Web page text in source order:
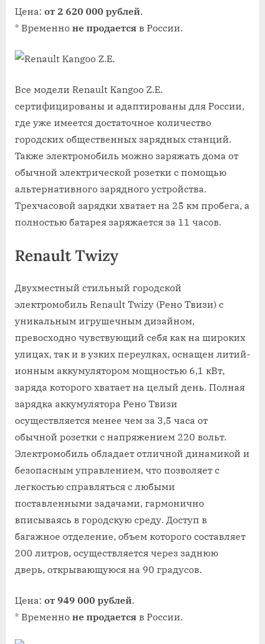
Цена: от 2 620 000 рублей.
* Временно не продается в России.
Все модели Renault Kangoo Z.E.
сертифицированы и адаптированы для России,
где уже имеется достаточное количество
городских общественных зарядных станций.
Также электромобиль можно заряжать дома от
обычной электрической розетки с помощью
альтернативного зарядного устройства.
Трехчасовой зарядки хватает на 25 км пробега, а
полностью батарея заряжается за 11 часов.
Renault Twizy
Двухместный стильный городской
электромобиль Renault Twizy (Рено Твизи) с
уникальным игрушечным дизайном,
превосходно чувствующий себя как на широких
улицах, так и в узких переулках, оснащен литий-
ионным аккумулятором мощностью 6,1 кВт,
заряда которого хватает на целый день. Полная
зарядка аккумулятора Рено Твизи
осуществляется менее чем за 3,5 часа от
обычной розетки с напряжением 220 вольт.
Электромобиль обладает отличной динамикой и
безопасным управлением, что позволяет с
легкостью справляться с любыми
поставленными задачами, гармонично
вписываясь в городскую среду. Доступ в
багажное отделение, объем которого составляет
200 литров, осуществляется через заднюю
дверь, открывающуюся на 90 градусов.
Цена: от 949 000 рублей.
* Временно не продается в России.